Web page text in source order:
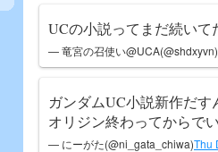
UCの小説ってまだ続いて
— 竜宮の召使い@UCA(@shdxyvn)
ガンダムUC小説新作だ
オリジン終わってからで
— にーがた(@ni_gata_chiwa)Thu